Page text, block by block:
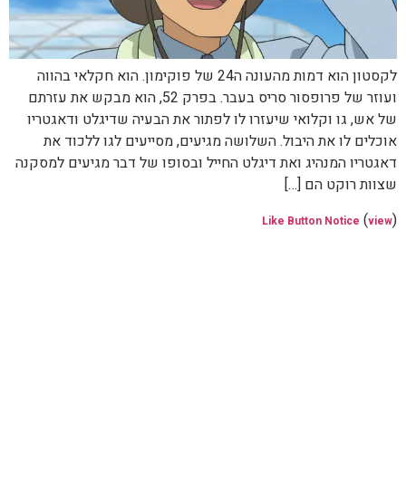
לקסטון הוא דמות מהעונה ה24 של פוקימון. הוא חקלאי בהווה
ועוזר של פרופסור סריס בעבר. בפרק 52, הוא מבקש את עזרתם
של אש, גו וקלואי שיעזרו לו לפתור את הבעיה שדיגלט ודאגטריו
אוכלים לו את היבול. השלושה מגיעים, מסייעים לגו ללכוד את
דאגטריו המנהיג ואת דיגלט החייל ובסופו של דבר מגיעים למסקנה
שצוות רוקט הם […]
Like Button Notice (view)